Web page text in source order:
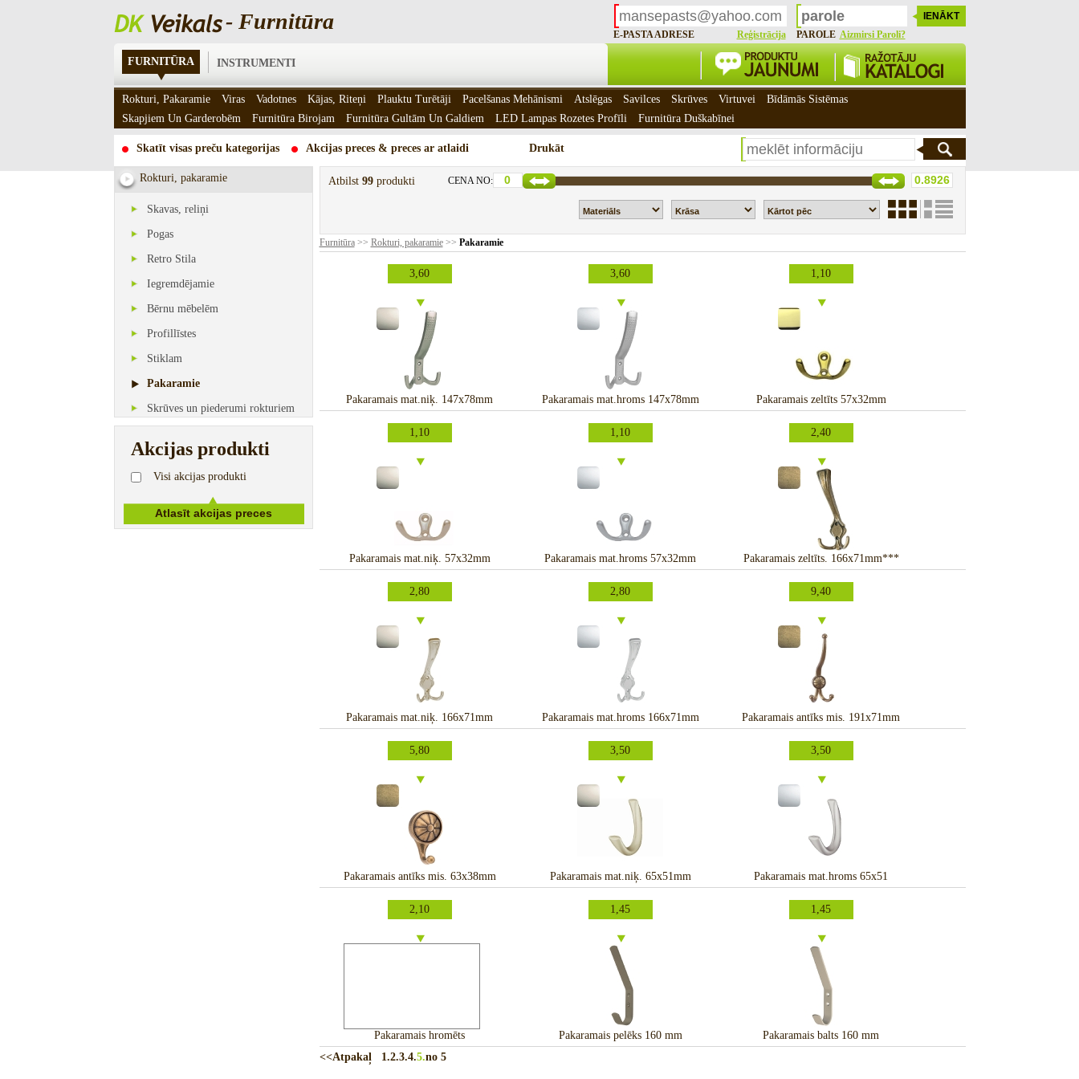
- Furnitūra
E-PASTA ADRESE Reģistrācija PAROLE Aizmirsi Paroli?
FURNITŪRA INSTRUMENTI
Skatīt visas preču kategorijas Akcijas preces & preces ar atlaidi Drukāt
Rokturi, pakaramie
Skavas, reliņi
Pogas
Retro Stila
Iegremdējamie
Bērnu mēbelēm
Profillīstes
Stiklam
Pakaramie
Skrūves un piederumi rokturiem
Akcijas produkti
Visi akcijas produkti
Atbilst 99produkti CENA NO:
Furnitūra>> Rokturi, pakaramie>> Pakaramie
3,60
Pakaramais mat.niķ. 147x78mm
3,60
Pakaramais mat.hroms 147x78mm
1,10
Pakaramais zeltīts 57x32mm
1,10
Pakaramais mat.niķ. 57x32mm
1,10
Pakaramais mat.hroms 57x32mm
2,40
Pakaramais zeltīts. 166x71mm***
2,80
Pakaramais mat.niķ. 166x71mm
2,80
Pakaramais mat.hroms 166x71mm
9,40
Pakaramais antīks mis. 191x71mm
5,80
Pakaramais antīks mis. 63x38mm
3,50
Pakaramais mat.niķ. 65x51mm
3,50
Pakaramais mat.hroms 65x51
2,10
Pakaramais hromēts
1,45
Pakaramais pelēks 160 mm
1,45
Pakaramais balts 160 mm
<<Atpakaļ 1.2.3.4.5.no 5
Rokturi, Pakaramie Viras Vadotnes Kājas, Riteņi Plauktu Turētāji Pacelšanas Mehānismi Atslēgas Savilces Skrūves Virtuvei
Bīdāmās Sistēmas
Skapjiem Un Garderobēm
Furnitūra Birojam Furnitūra Gultām Un Galdiem LED Lampas Rozetes Profīli Furnitūra Duškabīnei